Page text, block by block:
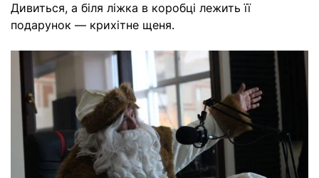
Дивиться, а біля ліжка в коробці лежить її
подарунок — крихітне щеня.